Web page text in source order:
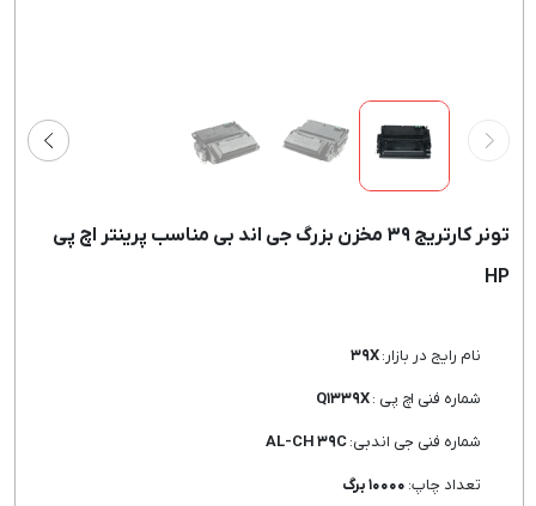
تونر کارتریج ۳۹ مخزن بزرگ جی اند بی مناسب پرینتر اچ پی
HP
نام رایج در بازار:
شماره فنی اچ پی :
شماره فنی جی اندبی:
تعداد چاپ: